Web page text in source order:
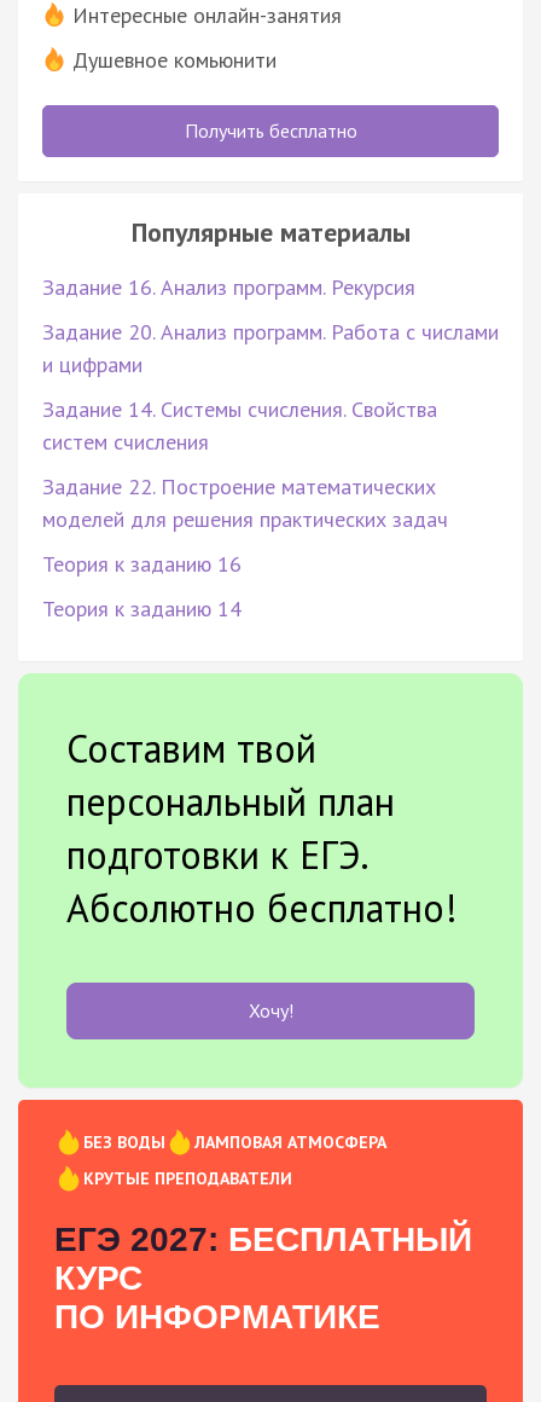
Интересные онлайн-занятия
Душевное комьюнити
Получить бесплатно
Популярные материалы
Задание 16. Анализ программ. Рекурсия
Задание 20. Анализ программ. Работа с числами
и цифрами
Задание 14. Системы счисления. Свойства
систем счисления
Задание 22. Построение математических
моделей для решения практических задач
Теория к заданию 16
Теория к заданию 14
Составим твой
персональный план
подготовки к ЕГЭ.
Абсолютно бесплатно!
Хочу!
БЕЗ ВОДЫ
ЛАМПОВАЯ АТМОСФЕРА
КРУТЫЕ ПРЕПОДАВАТЕЛИ
ЕГЭ 2027: БЕСПЛАТНЫЙ
КУРС
ПО ИНФОРМАТИКЕ